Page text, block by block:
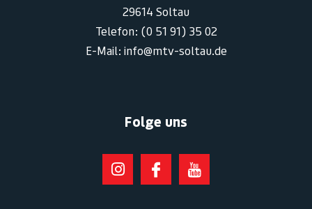
29614 Soltau
Telefon: (0 51 91) 35 02
E-Mail: info@mtv-soltau.de
Folge uns